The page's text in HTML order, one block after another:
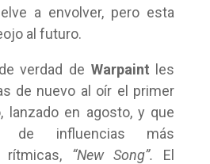
a envolver, pero esta
al futuro.
verdad de Warpaint les
de nuevo al oír el primer
lanzado en agosto, y que
de influencias más
rítmicas, “New Song”. El